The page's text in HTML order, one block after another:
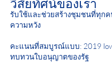
รับใช้และช่วยสร้างชุมชนที่ทุก
ความหวัง
คะแนนที่สมบูรณ์แบบ: 2019
ทบทวนใบอนุญาตของรัฐ